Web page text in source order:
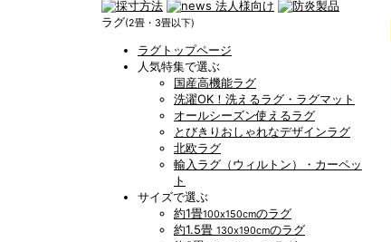
ラグ(2畳・3畳以下)
ラグトップページ
人気特集で選ぶ
国産高機能ラグ
洗濯OK！洗えるラグ・ラグマット
オールシーズン使えるラグ
とびきりおしゃれなデザインラグ
北欧ラグ
輸入ラグ（ウィルトン）・カーペッ
ト
サイズで選ぶ
約1畳100x150cmのラグ
約1.5畳 130x190cmのラグ